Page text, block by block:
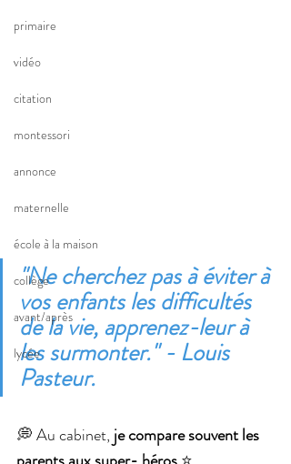
primaire
vidéo
citation
montessori
annonce
maternelle
école à la maison
collège
avant/après
lycée
"Ne cherchez pas à éviter à
vos enfants les difficultés
de la vie, apprenez-leur à
les surmonter." - Louis
Pasteur.
💭 Au cabinet, je compare souvent les